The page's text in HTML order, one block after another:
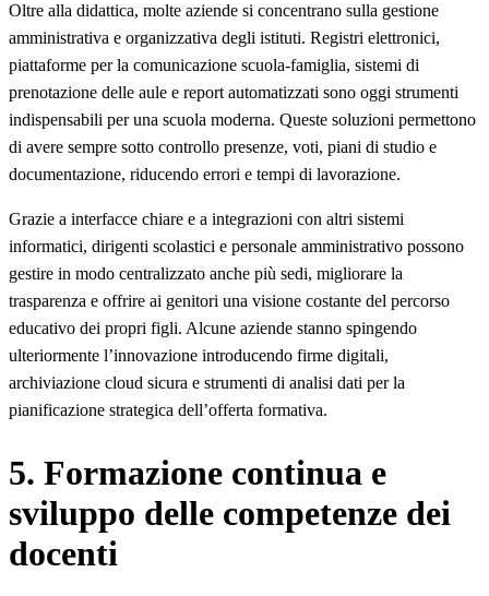
Oltre alla didattica, molte aziende si concentrano sulla gestione
amministrativa e organizzativa degli istituti. Registri elettronici,
piattaforme per la comunicazione scuola-famiglia, sistemi di
prenotazione delle aule e report automatizzati sono oggi strumenti
indispensabili per una scuola moderna. Queste soluzioni permettono
di avere sempre sotto controllo presenze, voti, piani di studio e
documentazione, riducendo errori e tempi di lavorazione.
Grazie a interfacce chiare e a integrazioni con altri sistemi
informatici, dirigenti scolastici e personale amministrativo possono
gestire in modo centralizzato anche più sedi, migliorare la
trasparenza e offrire ai genitori una visione costante del percorso
educativo dei propri figli. Alcune aziende stanno spingendo
ulteriormente l’innovazione introducendo firme digitali,
archiviazione cloud sicura e strumenti di analisi dati per la
pianificazione strategica dell’offerta formativa.
5. Formazione continua e
sviluppo delle competenze dei
docenti